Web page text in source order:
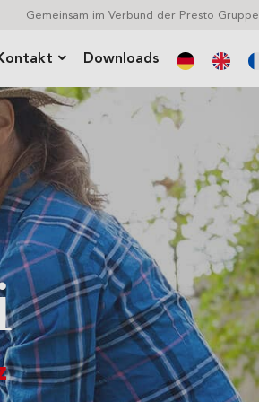
Gemeinsam im Verbund der Presto Gruppe
Anfrage lose Ware
Anfahrt
Händlersuche
Werksverkauf
Downloads